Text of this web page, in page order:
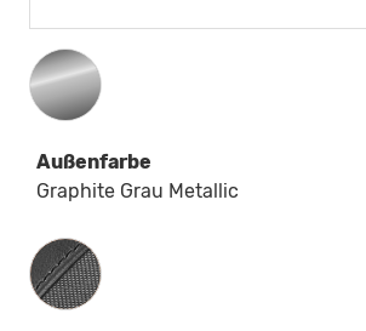
Außenfarbe
Graphite Grau Metallic
Innenausstattung